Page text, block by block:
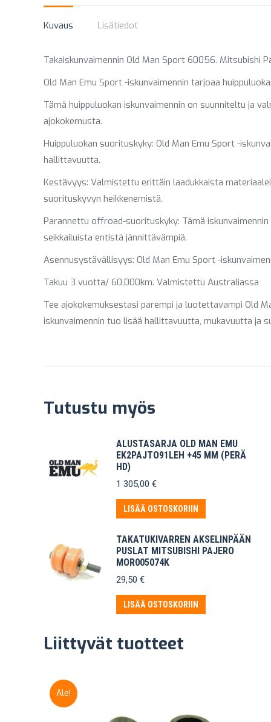
Kuvaus Lisätiedot
Takaiskunvaimennin Old Man Sport 60056. Mitsubishi
Old Man Emu Sport -iskunvaimennin tarjoaa
Tämä huippuluokan iskunvaimennin on suunniteltu ja
ajokokemusta.
Huippuluokan suorituskyky: Old Man Emu Sport -
hallittavuutta.
Kestävyys: Valmistettu erittäin laadukkaista
suorituskyvyn heikkenemistä.
Parannettu offroad-suorituskyky: Tämä
seikkailuista entistä jännittävämpiä.
Asennusystävällisyys: Old Man Emu Sport -
Takuu 3 vuotta/ 60,000km. Valmistettu Australiassa
Tee ajokokemuksestasi parempi ja luotettavampi Old
iskunvaimennin tuo lisää hallittavuutta, mukavuutta ja
Tutustu myös
ALUSTASARJA OLD MAN EMU
EK2PAJTO91LEH +45 MM (PERÄ
HD)
1 305,00 €
LISÄÄ OSTOSKORIIN
TAKATUKIVARREN AKSELINPÄÄN
PUSLAT MITSUBISHI PAJERO
MOR005074K
29,50 €
LISÄÄ OSTOSKORIIN
Liittyvät tuotteet
Ale!